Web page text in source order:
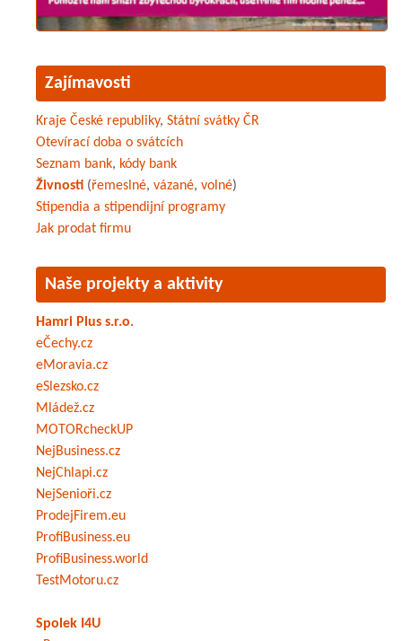
Zajímavosti
Kraje České republiky, Státní svátky ČR
Otevírací doba o svátcích
Seznam bank, kódy bank
Živnosti (řemeslné, vázané, volné)
Stipendia a stipendijní programy
Jak prodat firmu
Naše projekty a aktivity
Hamri Plus s.r.o.
eČechy.cz
eMoravia.cz
eSlezsko.cz
Mládež.cz
MOTORcheckUP
NejBusiness.cz
NejChlapi.cz
NejSenioři.cz
ProdejFirem.eu
ProfiBusiness.eu
ProfiBusiness.world
TestMotoru.cz
Spolek I4U